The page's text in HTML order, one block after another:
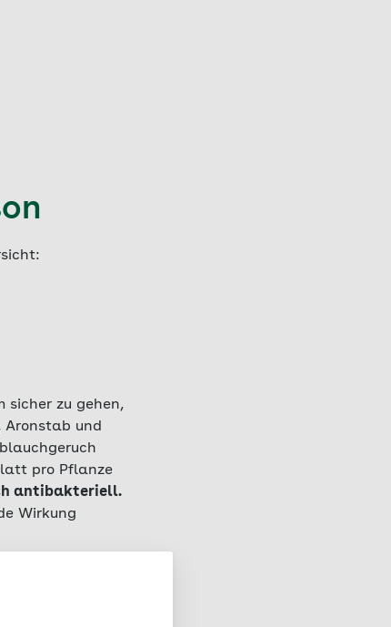
zu gehen,
Aronstab und
pro Pflanze
antibakteriell.
Wirkung